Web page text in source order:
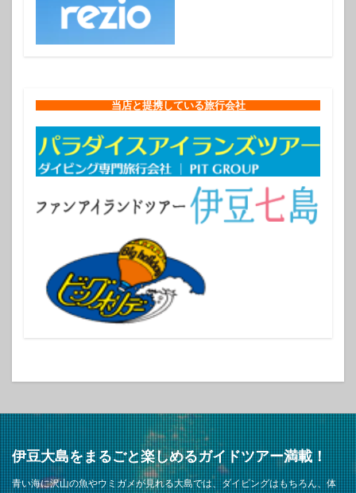
当店と提携している旅行会社
伊豆大島をまるごと楽しめるガイドツアー満載！
青い海に沢山の魚やウミガメが見れる大島では、ダイビングはもちろん、体